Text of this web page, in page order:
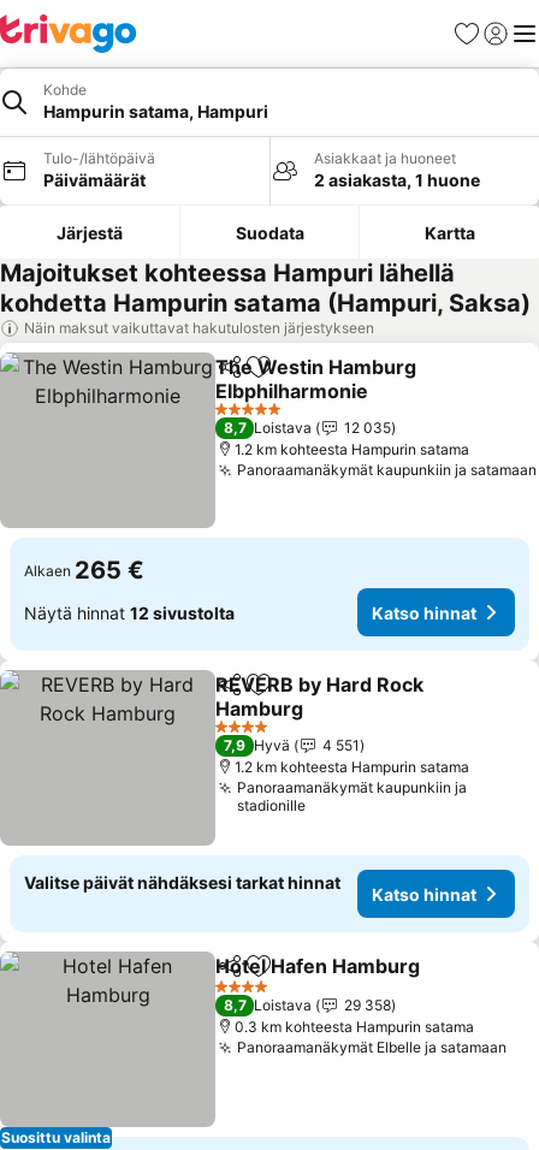
Suosikit
Kohde
Hampurin satama, Hampuri
Tulo-/lähtöpäivä
Päivämäärät
Asiakkaat ja huoneet
2 asiakasta, 1 huone
Järjestä Suodata Kartta
Majoitukset kohteessa Hampuri lähellä
kohdetta Hampurin satama (Hampuri, Saksa)
Näin maksut vaikuttavat hakutulosten järjestykseen
Jaa Lisää suosikkeihin
The Westin Hamburg
Elbphilharmonie
Katso hinnat
5 Tähtiluokitus
8,7 Loistava
12 035
1.2 km kohteesta Hampurin satama
Panoraamanäkymät kaupunkiin ja satamaan
Alkaen 265 €
Näytä hinnat 12 sivustolta Katso hinnat
Jaa Lisää suosikkeihin
REVERB by Hard Rock
Hamburg
Katso hinnat
4 Tähtiluokitus
7,9 Hyvä
4 551
1.2 km kohteesta Hampurin satama
Panoraamanäkymät kaupunkiin ja
stadionille
Valitse päivät nähdäksesi tarkat hinnat
Katso hinnat
Suosittu valinta
Jaa Lisää suosikkeihin
Hotel Hafen Hamburg
4 Tähtiluokitus
8,7 Loistava
29 358
0.3 km kohteesta Hampurin satama
Panoraamanäkymät Elbelle ja satamaan